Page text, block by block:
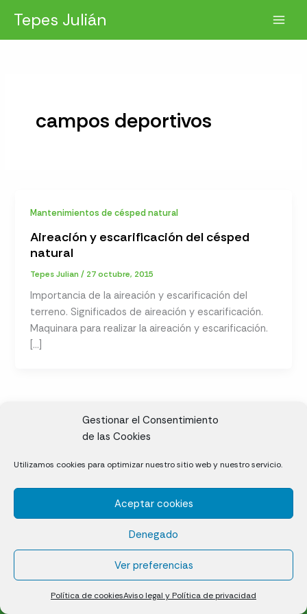
Gestionar el Consentimiento
de las Cookies
Utilizamos cookies para optimizar nuestro sitio web y nuestro servicio.
Aceptar cookies
Denegado
Ver preferencias
Política de cookiesAviso legal y Política de privacidad
contenido
Tepes Julián
campos deportivos
Mantenimientos de césped natural
Aireación y escarificación del césped
natural
Tepes Julian/ 27 octubre, 2015
Importancia de la aireación y escarificación del
terreno. Significados de aireación y escarificación.
Maquinara para realizar la aireación y escarificación.
[…]
Cáceres
Césped natural en tepes
Política de cookies (UE)
Aviso legal y Política de privacidad
¿Quiénes somos?
Contacto